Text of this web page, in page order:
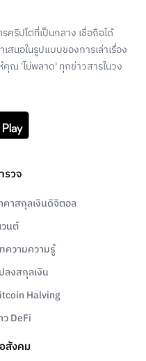
คริปโตที่เป็นกลาง เชื่อถือได้
สนอในรูปแบบของการเล่าเรื่อง
คุณ 'ไม่พลาด' ทุกข่าวสารในวง
รวจ
คาสกุลเงินดิจิตอล
วนต์
ความความรู้
ลงสกุลเงิน
Halving
ว DeFi
สังคม